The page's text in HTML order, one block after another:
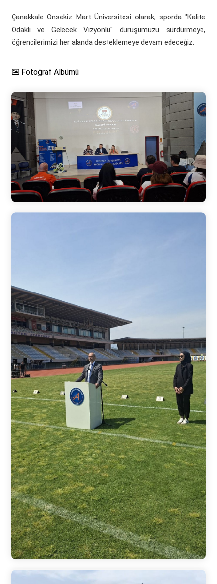
Çanakkale Onsekiz Mart Üniversitesi olarak, sporda "Kalite
Odaklı ve Gelecek Vizyonlu" duruşumuzu sürdürmeye,
öğrencilerimizi her alanda desteklemeye devam edeceğiz.
Fotoğraf Albümü